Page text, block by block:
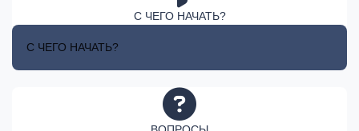
С ЧЕГО НАЧАТЬ?
С ЧЕГО НАЧАТЬ?